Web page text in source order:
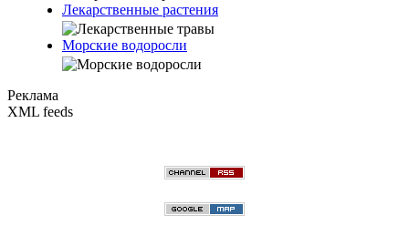
Лекарственные растения
Морские водоросли
Реклама
XML feeds